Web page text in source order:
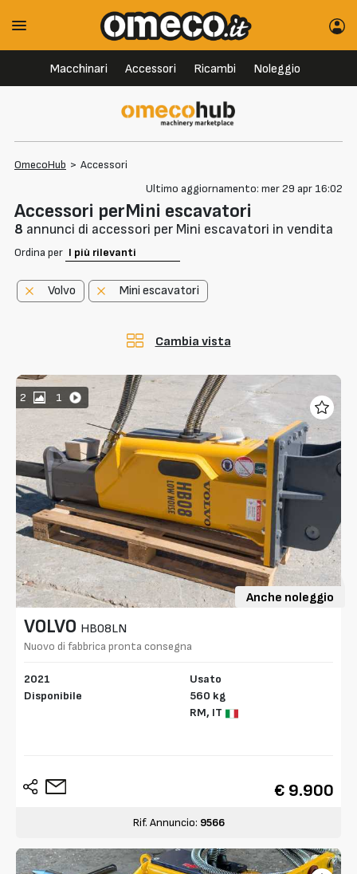
Macchinari Accessori Ricambi Noleggio
OmecoHub > Accessori
Ultimo aggiornamento: mer 29 apr 16:02
Accessori perMini escavatori
8 annunci di accessori per Mini escavatori in vendita
Ordina per
Volvo Mini escavatori
Cambia vista
2 1
Anche noleggio
VOLVO HB08LN
Nuovo di fabbrica pronta consegna
2021
Disponibile
Usato
560 kg
RM, IT
€ 9.900
Rif. Annuncio: 9566